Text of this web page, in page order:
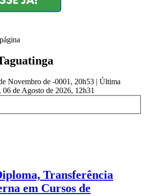
Novembro de -0001, 20h53 | Última
de Agosto de 2026, 12h31
Transferência
em Cursos de